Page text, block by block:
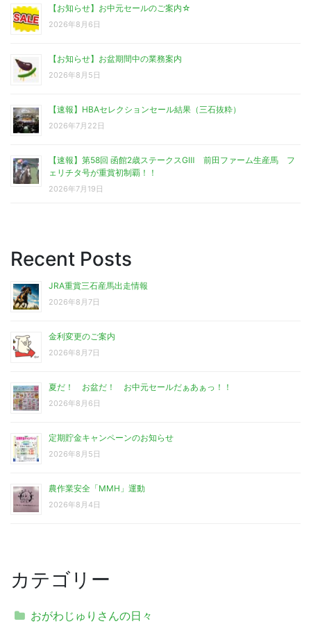
【お知らせ】お中元セールのご案内☆
2026年8月6日
【お知らせ】お盆期間中の業務案内
2026年8月5日
【速報】HBAセレクションセール結果（三石抜粋）
2026年7月22日
【速報】第58回 函館2歳ステークスGⅢ 前田ファーム生産馬 フ
ェリチタ号が重賞初制覇！！
2026年7月19日
Recent Posts
JRA重賞三石産馬出走情報
2026年8月7日
金利変更のご案内
2026年8月7日
夏だ！ お盆だ！ お中元セールだぁあぁっ！！
2026年8月6日
定期貯金キャンペーンのお知らせ
2026年8月5日
農作業安全「MMH」運動
2026年8月4日
カテゴリー
おがわじゅりさんの日々